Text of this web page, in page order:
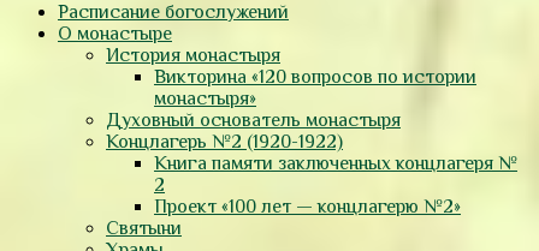
Расписание богослужений
О монастыре
История монастыря
Викторина «120 вопросов по истории
монастыря»
Духовный основатель монастыря
Концлагерь №2 (1920-1922)
Книга памяти заключенных концлагеря №
2
Проект «100 лет — концлагерю №2»
Святыни